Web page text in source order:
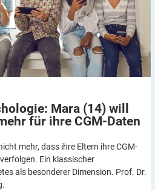
Mara (14) will
für ihre CGM-Daten
mehr, dass ihre Eltern ihre CGM-
Ein klassischer
als besonderer Dimension. Prof. Dr.